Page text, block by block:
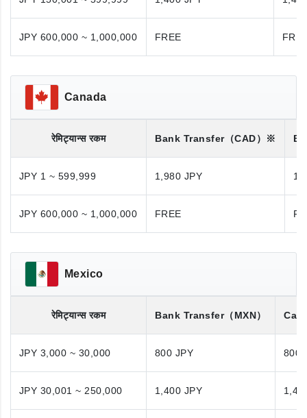
JPY 600,000 ~ 1,000,000 FREE
Canada
रेमिट्यान्स रकम Bank Transfer（CAD）※
JPY 1 ~ 599,999 1,980 JPY
JPY 600,000 ~ 1,000,000 FREE
Mexico
रेमिट्यान्स रकम Bank Transfer（MXN）
JPY 3,000 ~ 30,000 800 JPY 800
JPY 30,001 ~ 250,000 1,400 JPY